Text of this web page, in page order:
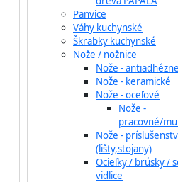
Panvice
Váhy kuchynské
Škrabky kuchynské
Nože / nožnice
Nože - antiadhézne
Nože - keramické
Nože - oceľové
Nože -
pracovné/
Nože -
(lišty,stojany)
Ocieľky / brúsky /
vidlice